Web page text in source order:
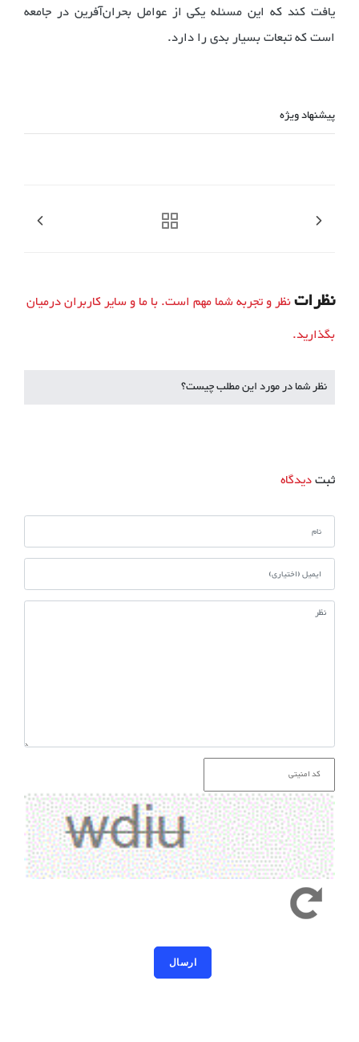
یافت کند که این مسئله یکی از عوامل بحران‌آفرین در جامعه
است که تبعات بسیار بدی را دارد.
پیشنهاد ویژه
نظراتنظر و تجربه شما مهم است. با ما و سایر کاربران درمیان
بگذارید.
نظر شما در مورد این مطلب چیست؟
ثبتدیدگاه